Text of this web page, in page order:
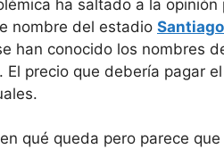
ha saltado a la
nombre del estadio
han conocido los nombres
. El precio que debería pagar
qué queda pero parece